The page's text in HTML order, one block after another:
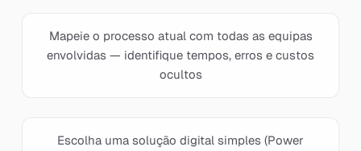
Mapeie o processo atual com todas as equipas
envolvidas — identifique tempos, erros e custos
ocultos
Escolha uma solução digital simples (Power